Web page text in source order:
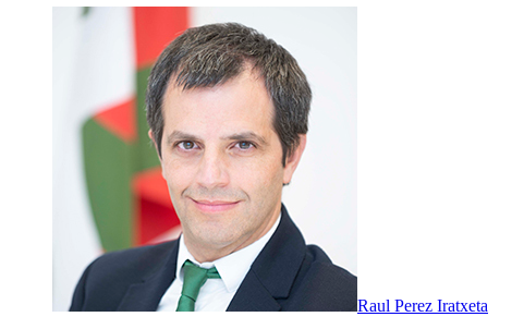
Raul Perez Iratxeta